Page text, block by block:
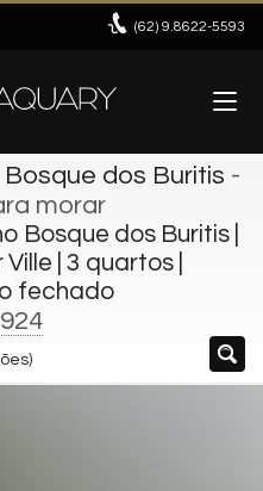
(62) 9.8622-5593
dos Buritis -
morar
Bosque dos Buritis |
| 3 quartos |
fechado